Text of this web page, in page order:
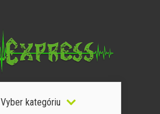
Vyber kategóriu